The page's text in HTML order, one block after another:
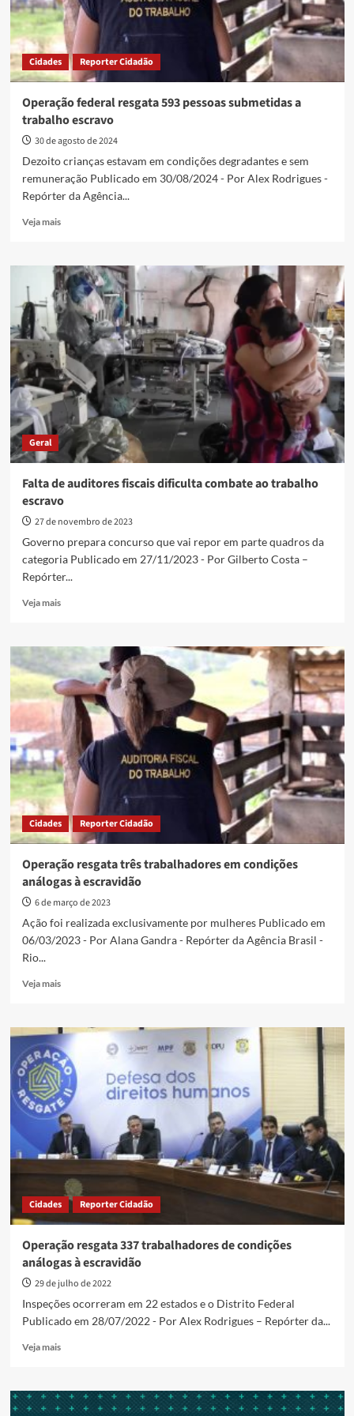
Cidades Reporter Cidadão
Operação federal resgata 593 pessoas submetidas a
trabalho escravo
30 de agosto de 2024
Dezoito crianças estavam em condições degradantes e sem
remuneração Publicado em 30/08/2024 - Por Alex Rodrigues -
Repórter da Agência...
Veja maisRead
Operação
federal
resgata
593
pessoas
submetidas
a
trabalho
escravo
Geral
Falta de auditores fiscais dificulta combate ao trabalho
escravo
27 de novembro de 2023
Governo prepara concurso que vai repor em parte quadros da
categoria Publicado em 27/11/2023 - Por Gilberto Costa –
Repórter...
Veja maisRead
Falta
auditores
fiscais
dificulta
combate
ao
trabalho
escravo
Cidades Reporter Cidadão
Operação resgata três trabalhadores em condições
análogas à escravidão
6 de março de 2023
Ação foi realizada exclusivamente por mulheres Publicado em
06/03/2023 - Por Alana Gandra - Repórter da Agência Brasil -
Rio...
Veja maisRead
Operação
resgata
três
trabalhadores
em
condições
análogas
à
escravidão
Cidades Reporter Cidadão
Operação resgata 337 trabalhadores de condições
análogas à escravidão
29 de julho de 2022
Inspeções ocorreram em 22 estados e o Distrito Federal
Publicado em 28/07/2022 - Por Alex Rodrigues – Repórter da...
Veja maisRead
Operação
resgata